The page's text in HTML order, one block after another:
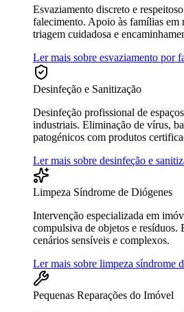
Esvaziamento discreto e
falecimento. Apoio às famílias em
triagem cuidadosa e
Ler mais sobre esvaziamento por
Desinfeção e Sanitização
Desinfeção profissional de
industriais. Eliminação de vírus,
patogénicos com produtos
Ler mais sobre desinfeção e
Limpeza Síndrome de Diógenes
Intervenção especializada em
compulsiva de objetos e resíduos.
cenários sensíveis e complexos.
Ler mais sobre limpeza síndrome
Pequenas Reparações do Imóvel